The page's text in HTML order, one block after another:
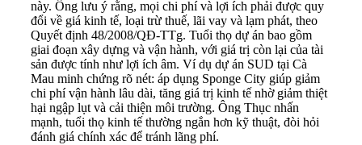
này. Ông lưu ý rằng, mọi chi phí và lợi ích phải được quy
đổi về giá kinh tế, loại trừ thuế, lãi vay và lạm phát, theo
Quyết định 48/2008/QĐ-TTg. Tuổi thọ dự án bao gồm
giai đoạn xây dựng và vận hành, với giá trị còn lại của tài
sản được tính như lợi ích âm. Ví dụ dự án SUD tại Cà
Mau minh chứng rõ nét: áp dụng Sponge City giúp giảm
chi phí vận hành lâu dài, tăng giá trị kinh tế nhờ giảm thiệt
hại ngập lụt và cải thiện môi trường. Ông Thục nhấn
mạnh, tuổi thọ kinh tế thường ngắn hơn kỹ thuật, đòi hỏi
đánh giá chính xác để tránh lãng phí.